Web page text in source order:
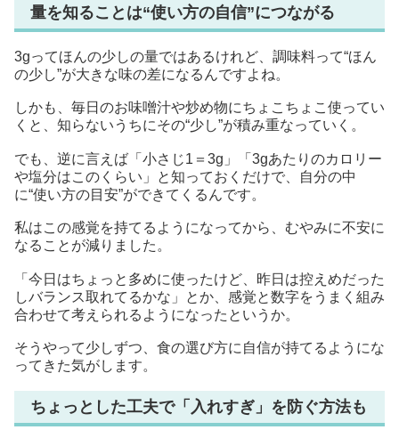
量を知ることは“使い方の自信”につながる
3gってほんの少しの量ではあるけれど、調味料って“ほん
の少し”が大きな味の差になるんですよね。
しかも、毎日のお味噌汁や炒め物にちょこちょこ使ってい
くと、知らないうちにその“少し”が積み重なっていく。
でも、逆に言えば「小さじ1＝3g」「3gあたりのカロリー
や塩分はこのくらい」と知っておくだけで、自分の中
に“使い方の目安”ができてくるんです。
私はこの感覚を持てるようになってから、むやみに不安に
なることが減りました。
「今日はちょっと多めに使ったけど、昨日は控えめだった
しバランス取れてるかな」とか、感覚と数字をうまく組み
合わせて考えられるようになったというか。
そうやって少しずつ、食の選び方に自信が持てるようにな
ってきた気がします。
ちょっとした工夫で「入れすぎ」を防ぐ方法も